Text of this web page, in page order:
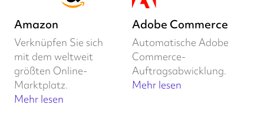
Amazon
Verknüpfen Sie sich
mit dem weltweit
größten Online-
Marktplatz.
Mehr lesen
Adobe Commerce
Automatische Adobe
Commerce-
Auftragsabwicklung.
Mehr lesen